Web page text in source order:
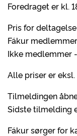
Foredraget er kl.
Pris for
Fákur
Ikke medlemmer -
Alle priser er
Tilmeldingen
Sidste tilmelding
Fákur sørger for